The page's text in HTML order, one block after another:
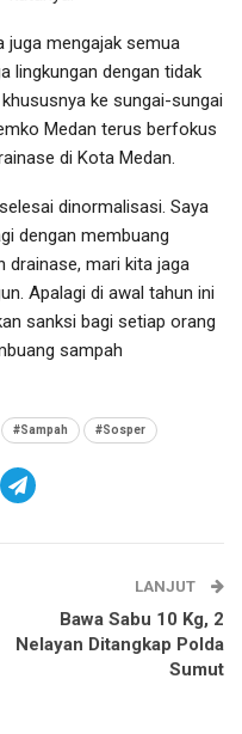
juga mengajak semua
lingkungan dengan tidak
ke sungai-sungai
Medan terus berfokus
di Kota Medan.
dinormalisasi. Saya
dengan membuang
drainase, mari kita jaga
Apalagi di awal tahun ini
sanksi bagi setiap orang
sampah
#Sampah #Sosper
LANJUT
Bawa Sabu 10 Kg, 2
Nelayan Ditangkap Polda
Sumut